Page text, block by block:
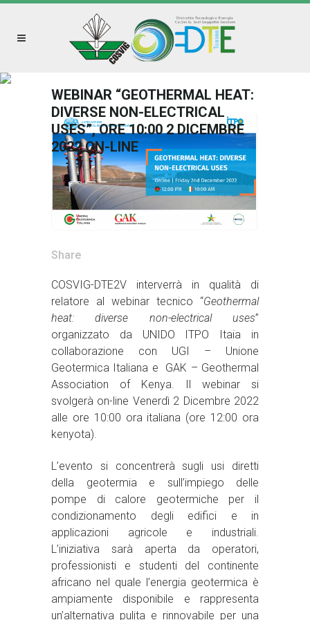
WEBINAR “GEOTHERMAL HEAT:
DIVERSE NON-ELECTRICAL
USES”, ORE 10:00 2 DICEMBRE
2022 ON-LINE
Share
COSVIG-DTE2V interverrà in qualità di
relatore al webinar tecnico “Geothermal
heat: diverse non-electrical uses”
organizzato da UNIDO ITPO Itaia in
collaborazione con UGI – Unione
Geotermica Italiana e GAK – Geothermal
Association of Kenya. Il webinar si
svolgerà on-line Venerdì 2 Dicembre 2022
alle ore 10:00 ora italiana (ore 12:00 ora
kenyota).
L’evento si concentrerà sugli usi diretti
della geotermia e sull’impiego delle
pompe di calore geotermiche per il
condizionamento degli edifici e in
applicazioni agricole e industriali.
L’iniziativa sarà aperta da operatori,
professionisti e studenti del continente
africano nel quale l’energia geotermica è
ampiamente disponibile e rappresenta
un’alternativa pulita e rinnovabile per una